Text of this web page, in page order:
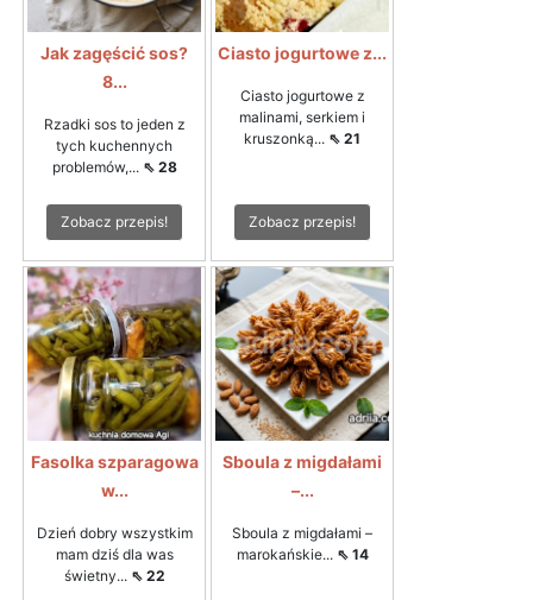
Jak zagęścić sos?
8...
Rzadki sos to jeden z
tych kuchennych
problemów,... ⇖ 28
Zobacz przepis!
Ciasto jogurtowe z...
Ciasto jogurtowe z
malinami, serkiem i
kruszonką... ⇖ 21
Zobacz przepis!
Fasolka szparagowa
w...
Dzień dobry wszystkim
mam dziś dla was
świetny... ⇖ 22
Sboula z migdałami
–...
Sboula z migdałami –
marokańskie... ⇖ 14